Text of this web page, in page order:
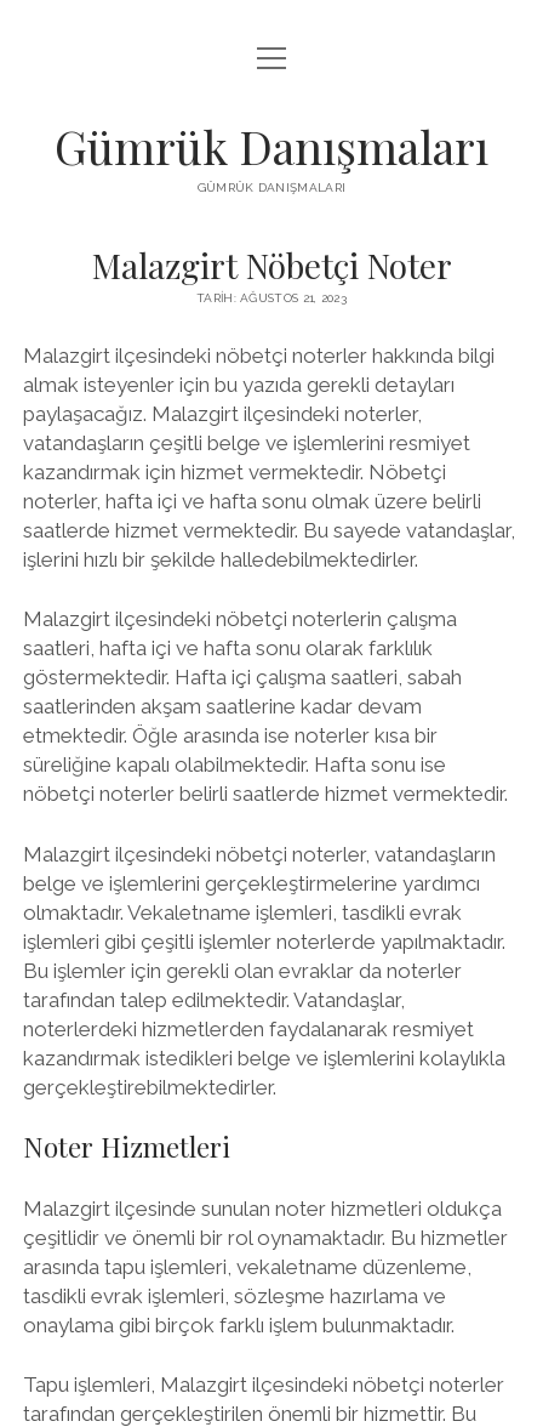
IGTV BEĞENI HILESI PARASIZ
menüyü
aç
Gümrük Danışmaları
GÜMRÜK DANIŞMALARI
Malazgirt Nöbetçi Noter
TARIH: AĞUSTOS 21, 2023
Malazgirt ilçesindeki nöbetçi noterler hakkında bilgi
almak isteyenler için bu yazıda gerekli detayları
paylaşacağız. Malazgirt ilçesindeki noterler,
vatandaşların çeşitli belge ve işlemlerini resmiyet
kazandırmak için hizmet vermektedir. Nöbetçi
noterler, hafta içi ve hafta sonu olmak üzere belirli
saatlerde hizmet vermektedir. Bu sayede vatandaşlar,
işlerini hızlı bir şekilde halledebilmektedirler.
Malazgirt ilçesindeki nöbetçi noterlerin çalışma
saatleri, hafta içi ve hafta sonu olarak farklılık
göstermektedir. Hafta içi çalışma saatleri, sabah
saatlerinden akşam saatlerine kadar devam
etmektedir. Öğle arasında ise noterler kısa bir
süreliğine kapalı olabilmektedir. Hafta sonu ise
nöbetçi noterler belirli saatlerde hizmet vermektedir.
Malazgirt ilçesindeki nöbetçi noterler, vatandaşların
belge ve işlemlerini gerçekleştirmelerine yardımcı
olmaktadır. Vekaletname işlemleri, tasdikli evrak
işlemleri gibi çeşitli işlemler noterlerde yapılmaktadır.
Bu işlemler için gerekli olan evraklar da noterler
tarafından talep edilmektedir. Vatandaşlar,
noterlerdeki hizmetlerden faydalanarak resmiyet
kazandırmak istedikleri belge ve işlemlerini kolaylıkla
gerçekleştirebilmektedirler.
Noter Hizmetleri
Malazgirt ilçesinde sunulan noter hizmetleri oldukça
çeşitlidir ve önemli bir rol oynamaktadır. Bu hizmetler
arasında tapu işlemleri, vekaletname düzenleme,
tasdikli evrak işlemleri, sözleşme hazırlama ve
onaylama gibi birçok farklı işlem bulunmaktadır.
Tapu işlemleri, Malazgirt ilçesindeki nöbetçi noterler
tarafından gerçekleştirilen önemli bir hizmettir. Bu